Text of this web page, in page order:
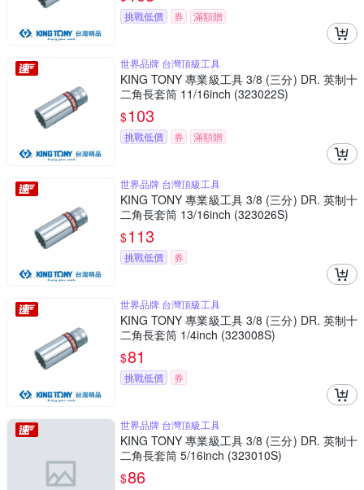
挑戰低價 券 滿額贈
世界品牌 台灣頂級工具
KING TONY 專業級工具 3/8 (三分) DR. 英制十
二角長套筒 11/16inch (323022S)
$103
挑戰低價 券 滿額贈
世界品牌 台灣頂級工具
KING TONY 專業級工具 3/8 (三分) DR. 英制十
二角長套筒 13/16inch (323026S)
$113
挑戰低價 券
世界品牌 台灣頂級工具
KING TONY 專業級工具 3/8 (三分) DR. 英制十
二角長套筒 1/4inch (323008S)
$81
挑戰低價 券
世界品牌 台灣頂級工具
KING TONY 專業級工具 3/8 (三分) DR. 英制十
二角長套筒 5/16inch (323010S)
$86